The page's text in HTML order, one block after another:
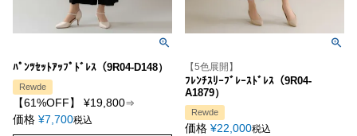
ﾊﾟﾝﾂｾｯﾄｱｯﾌﾟﾄﾞﾚｽ（9R04-D148）
Rewde
【61%OFF】 ¥19,800⇒
価格 ¥7,700税込
【5色展開】
ﾌﾚﾝﾁｽﾘｰﾌﾞﾚｰｽﾄﾞﾚｽ（9R04-
A1879）
Rewde
価格 ¥22,000税込